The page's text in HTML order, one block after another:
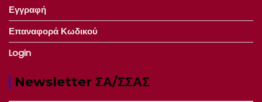
Εγγραφή
Επαναφορά Κωδικού
Login
Newsletter ΣΑ/ΣΣΑΣ